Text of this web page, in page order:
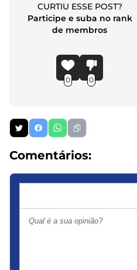
CURTIU ESSE POST?
Participe e suba no rank
de membros
0 0
Comentários: